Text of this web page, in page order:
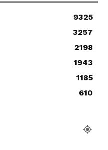
9325
3257
2198
1943
1185
610